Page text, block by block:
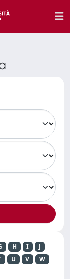
H I
J
U V
W